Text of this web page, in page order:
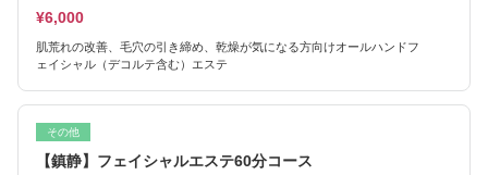
¥6,000
肌荒れの改善、毛穴の引き締め、乾燥が気になる方向けオールハンドフ
ェイシャル（デコルテ含む）エステ
その他
【鎮静】フェイシャルエステ60分コース